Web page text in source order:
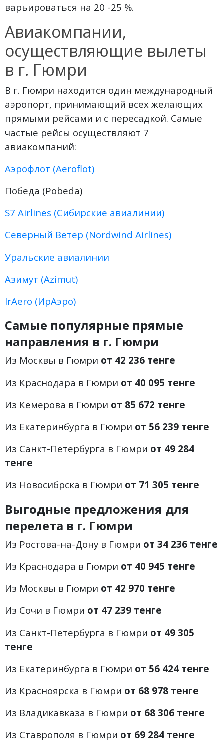
варьироваться на 20 -25 %.
Авиакомпании,
осуществляющие вылеты
в г. Гюмри
В г. Гюмри находится один международный
аэропорт, принимающий всех желающих
прямыми рейсами и с пересадкой. Самые
частые рейсы осуществляют 7
авиакомпаний:
Аэрофлот (Aeroflot)
Победа (Pobeda)
S7 Airlines (Сибирские авиалинии)
Северный Ветер (Nordwind Airlines)
Уральские авиалинии
Азимут (Azimut)
IrAero (ИрАэро)
Самые популярные прямые
направления в г. Гюмри
Из Москвы в Гюмри от 42 236 тенге
Из Краснодара в Гюмри от 40 095 тенге
Из Кемерова в Гюмри от 85 672 тенге
Из Екатеринбурга в Гюмри от 56 239 тенге
Из Санкт-Петербурга в Гюмри от 49 284
тенге
Из Новосибрска в Гюмри от 71 305 тенге
Выгодные предложения для
перелета в г. Гюмри
Из Ростова-на-Дону в Гюмри от 34 236 тенге
Из Краснодара в Гюмри от 40 945 тенге
Из Москвы в Гюмри от 42 970 тенге
Из Сочи в Гюмри от 47 239 тенге
Из Санкт-Петербурга в Гюмри от 49 305
тенге
Из Екатеринбурга в Гюмри от 56 424 тенге
Из Красноярска в Гюмри от 68 978 тенге
Из Владикавказа в Гюмри от 68 306 тенге
Из Ставрополя в Гюмри от 69 284 тенге